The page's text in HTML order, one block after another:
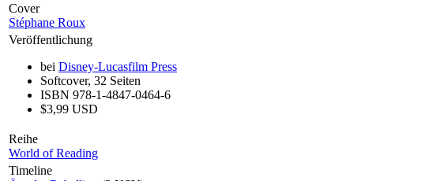
Cover
Stéphane Roux
Veröffentlichung
bei Disney-Lucasfilm Press
Softcover, 32 Seiten
ISBN 978-1-4847-0464-6
$3,99 USD
Reihe
World of Reading
Timeline